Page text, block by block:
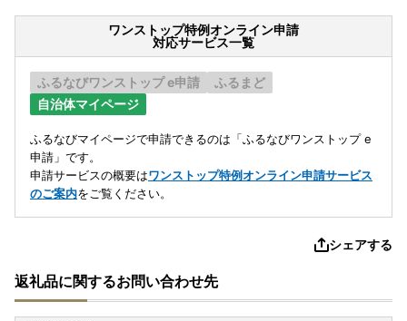
ワンストップ特例オンライン申請
対応サービス一覧
ふるなびワンストップ e申請
ふるまど
自治体マイページ
ふるなびマイページで申請できるのは「ふるなびワンストップ e
申請」です。
申請サービスの概要はワンストップ特例オンライン申請サービス
のご案内をご覧ください。
シェアする
返礼品に関するお問い合わせ先